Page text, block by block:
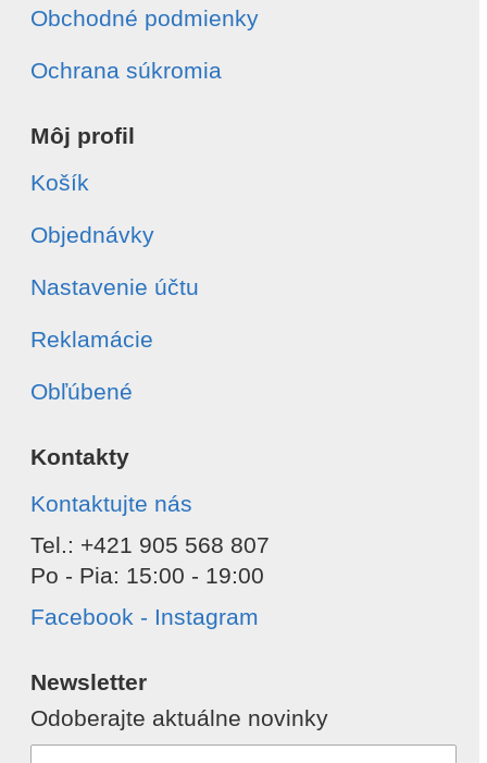
Obchodné podmienky
Ochrana súkromia
Môj profil
Košík
Objednávky
Nastavenie účtu
Reklamácie
Obľúbené
Kontakty
Kontaktujte nás
Tel.: +421 905 568 807
Po - Pia: 15:00 - 19:00
Facebook - Instagram
Newsletter
Odoberajte aktuálne novinky